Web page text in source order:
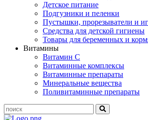
Детское питание
Подгузники и пеленки
Пустышки, прорезыватели и
Средства для детской гигиены
Товары для беременных и
Витамины
Витамин С
Витаминные комплексы
Витаминные препараты
Минеральные вещества
Поливитаминные препараты